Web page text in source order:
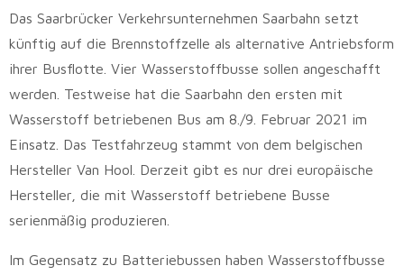
Das Saarbrücker Verkehrsunternehmen Saarbahn setzt
künftig auf die Brennstoffzelle als alternative Antriebsform
ihrer Busflotte. Vier Wasserstoffbusse sollen angeschafft
werden. Testweise hat die Saarbahn den ersten mit
Wasserstoff betriebenen Bus am 8./9. Februar 2021 im
Einsatz. Das Testfahrzeug stammt von dem belgischen
Hersteller Van Hool. Derzeit gibt es nur drei europäische
Hersteller, die mit Wasserstoff betriebene Busse
serienmäßig produzieren.
Im Gegensatz zu Batteriebussen haben Wasserstoffbusse